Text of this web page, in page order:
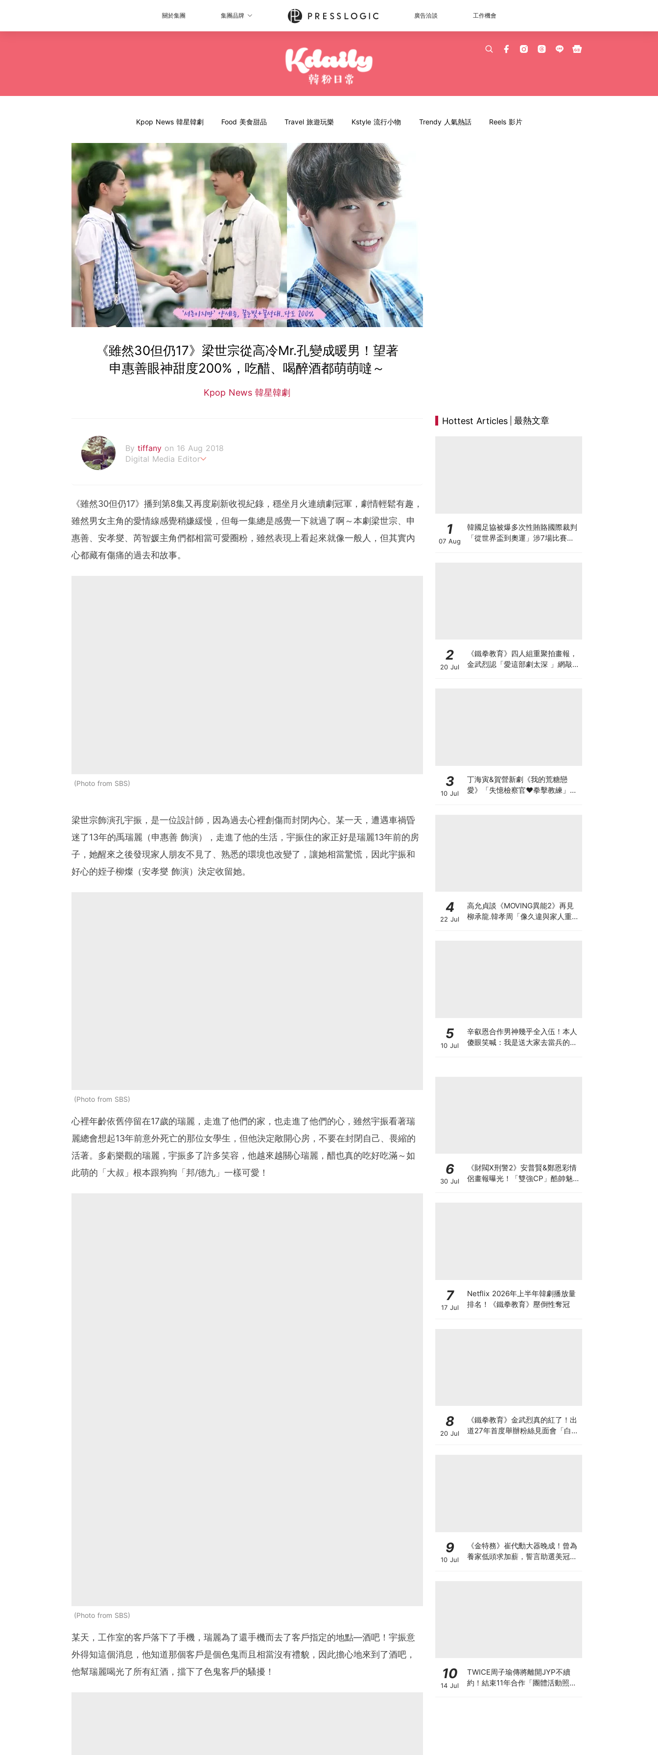
關於集團 集團品牌 廣告洽談 工作機會
Kpop News 韓星韓劇 Food 美食甜品 Travel 旅遊玩樂 Kstyle 流行小物 Trendy 人氣熱話 Reels 影片
《雖然30但仍17》梁世宗從高冷Mr.孔變成暖男！望著
申惠善眼神甜度200%，吃醋、喝醉酒都萌萌噠～
Kpop News 韓星韓劇
By tiffany on 16 Aug 2018
Digital Media Editor
《雖然30但仍17》播到第8集又再度刷新收視紀錄，穩坐月火連續劇冠軍，劇情輕鬆有趣，
雖然男女主角的愛情線感覺稍嫌緩慢，但每一集總是感覺一下就過了啊～本劇梁世宗、申
惠善、安孝燮、芮智媛主角們都相當可愛圈粉，雖然表現上看起來就像一般人，但其實內
心都藏有傷痛的過去和故事。
Photo from SBS
梁世宗飾演孔宇振，是一位設計師，因為過去心裡創傷而封閉內心。某一天，遭遇車禍昏
迷了13年的禹瑞麗（申惠善 飾演），走進了他的生活，宇振住的家正好是瑞麗13年前的房
子，她醒來之後發現家人朋友不見了、熟悉的環境也改變了，讓她相當驚慌，因此宇振和
好心的姪子柳燦（安孝燮 飾演）決定收留她。
Photo from SBS
心裡年齡依舊停留在17歲的瑞麗，走進了他們的家，也走進了他們的心，雖然宇振看著瑞
麗總會想起13年前意外死亡的那位女學生，但他決定敞開心房，不要在封閉自己、畏縮的
活著。多虧樂觀的瑞麗，宇振多了許多笑容，他越來越關心瑞麗，醋也真的吃好吃滿～如
此萌的「大叔」根本跟狗狗「邦/德九」一樣可愛！
Photo from SBS
某天，工作室的客戶落下了手機，瑞麗為了還手機而去了客戶指定的地點—酒吧！宇振意
外得知這個消息，他知道那個客戶是個色鬼而且相當沒有禮貌，因此擔心地來到了酒吧，
他幫瑞麗喝光了所有紅酒，擋下了色鬼客戶的騷擾！
Hottest Articles 最熱文章
1
07 Aug
韓國足協被爆多次性賄賂國際裁判
「從世界盃到奧運」涉7場比賽、
2
20 Jul
《鐵拳教育》四人組重聚拍畫報，
金武烈認「愛這部劇太深 」網敲：
3
10 Jul
丁海寅&賀營新劇《我的荒糖戀
愛》「失憶檢察官♥拳擊教練」心
4
22 Jul
高允貞談《MOVING異能2》再見
柳承龍.韓孝周「像久違與家人重
5
10 Jul
辛叡恩合作男神幾乎全入伍！本人
傻眼笑喊：我是送大家去當兵的人
6
30 Jul
《財閥X刑警2》安普賢&鄭恩彩情
侶畫報曝光！「雙強CP」酷帥魅
7
17 Jul
Netflix 2026年上半年韓劇播放量
排名！《鐵拳教育》壓倒性奪冠
8
20 Jul
《鐵拳教育》金武烈真的紅了！出
道27年首度舉辦粉絲見面會「白西
9
10 Jul
《金特務》崔代勳大器晚成！曾為
養家低頭求加薪，誓言助選美冠軍
10
14 Jul
TWICE周子瑜傳將離開JYP不續
約！結束11年合作「團體活動照